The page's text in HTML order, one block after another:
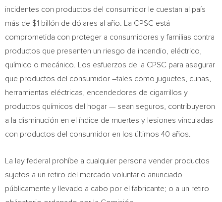
incidentes con productos del consumidor le cuestan al país
más de $1 billón de dólares al año. La CPSC está
comprometida con proteger a consumidores y familias contra
productos que presenten un riesgo de incendio, eléctrico,
químico o mecánico. Los esfuerzos de la CPSC para asegurar
que productos del consumidor –tales como juguetes, cunas,
herramientas eléctricas, encendedores de cigarrillos y
productos químicos del hogar — sean seguros, contribuyeron
a la disminución en el índice de muertes y lesiones vinculadas
con productos del consumidor en los últimos 40 años.
La ley federal prohíbe a cualquier persona vender productos
sujetos a un retiro del mercado voluntario anunciado
públicamente y llevado a cabo por el fabricante; o a un retiro